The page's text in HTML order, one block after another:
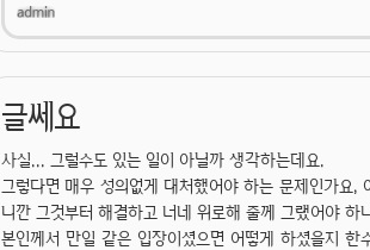
글쎄요
사실... 그럴수도 있는 일이 아닐까 생각하는데요.
그렇다면 매우 성의없게 대처했어야 하는 문제인가요
니깐 그것부터 해결하고 너네 위로해 줄께 그랬어야 하
본인께서 만일 같은 입장이셨으면 어떻게 하셨을지